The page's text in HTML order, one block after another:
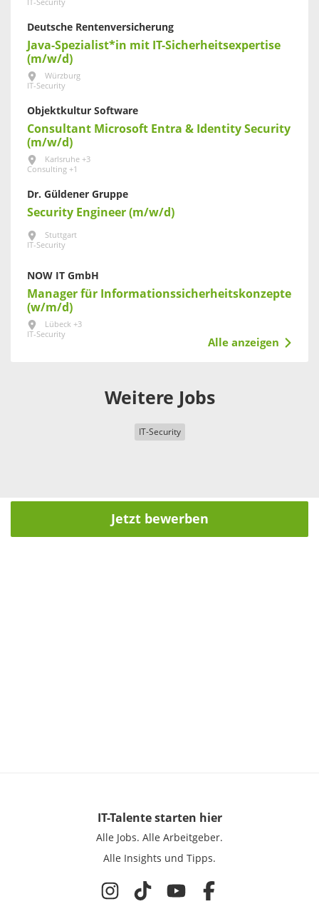
IT-Security
Deutsche Rentenversicherung
Java-Spezialist*in mit IT-Sicherheitsexpertise
(m/w/d)
Würzburg
IT-Security
Objektkultur Software
Consultant Microsoft Entra & Identity Security
(m/w/d)
Karlsruhe +3
Consulting +1
Dr. Güldener Gruppe
Security Engineer (m/w/d)
Stuttgart
IT-Security
NOW IT GmbH
Manager für Informationssicherheitskonzepte
(w/m/d)
Lübeck +3
IT-Security
Alle anzeigen
Weitere Jobs
IT-Security
Jetzt bewerben
IT-Talentestarten hier
Alle Jobs. Alle Arbeitgeber.
Alle Insights und Tipps.